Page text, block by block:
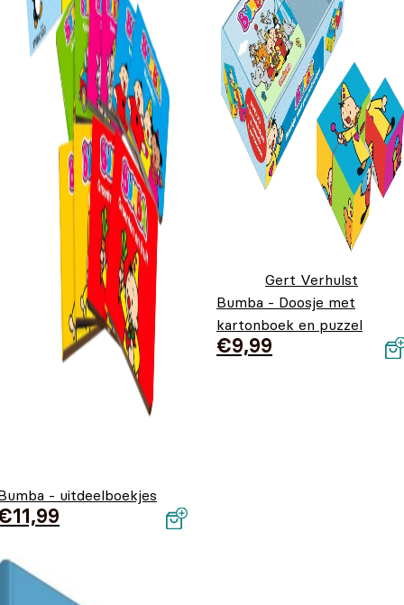
- uitdeelboekjes
11,99
Gert Verhulst
Bumba - Doosje met
kartonboek en puzzel
€9,99